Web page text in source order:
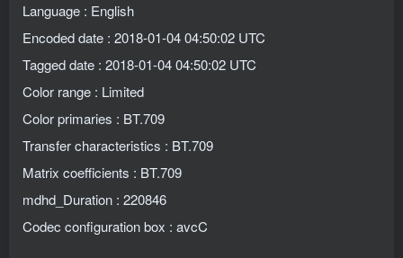
Language : English
Encoded date : 2018-01-04 04:50:02 UTC
Tagged date : 2018-01-04 04:50:02 UTC
Color range : Limited
Color primaries : BT.709
Transfer characteristics : BT.709
Matrix coefficients : BT.709
mdhd_Duration : 220846
Codec configuration box : avcC